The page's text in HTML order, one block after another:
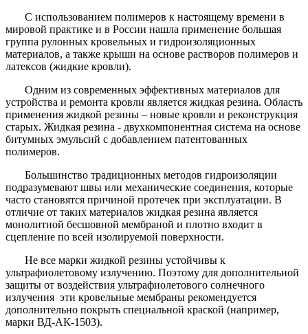
С использованием полимеров к настоящему времени в
мировой практике и в России нашла применение большая
группа рулонных кровельных и гидроизоляционных
материалов, а также крыши на основе растворов полимеров и
латексов (жидкие кровли).
Одним из современных эффективных материалов для
устройства и ремонта кровли является жидкая резина. Область
применения жидкой резины – новые кровли и реконструкция
старых. Жидкая резина - двухкомпонентная система на основе
битумных эмульсий с добавлением патентованных
полимеров.
Большинство традиционных методов гидроизоляции
подразумевают швы или механические соединения, которые
часто становятся причиной протечек при эксплуатации. В
отличие от таких материалов жидкая резина является
монолитной бесшовной мембраной и плотно входит в
сцепление по всей изолируемой поверхности.
Не все марки жидкой резины устойчивы к
ультрафиолетовому излучению. Поэтому для дополнительной
защиты от воздействия ультрафиолетового солнечного
излучения эти кровельные мембраны рекомендуется
дополнительно покрыть специальной краской (например,
марки ВД-АК-1503).